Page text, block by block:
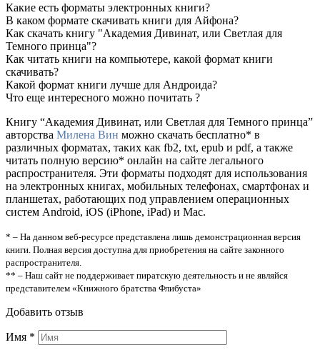
Какие есть форматы электронных книги?
В каком формате скачивать книги для Айфона?
Как скачать книгу "Академия Дивинат, или Светлая для
Темного принца"?
Как читать книги на компьютере, какой формат книги
скачивать?
Какой формат книги лучше для Андроида?
Что еще интересного можно почитать ?
Книгу “Академия Дивинат, или Светлая для Темного принца”
авторства Милена Вин можно скачать бесплатно* в
различных форматах, таких как fb2, txt, epub и pdf, а также
читать полную версию* онлайн на сайте легального
распространителя. Эти форматы подходят для использования
на электронных книгах, мобильных телефонах, смартфонах и
планшетах, работающих под управлением операционных
систем Android, iOS (iPhone, iPad) и Mac.
* – На данном веб-ресурсе представлена лишь демонстрационная версия
книги. Полная версия доступна для приобретения на сайте законного
распространителя.
** – Наш сайт не поддерживает пиратскую деятельность и не являйся
представителем «Книжного братства Флибуста»
Добавить отзыв
Имя *